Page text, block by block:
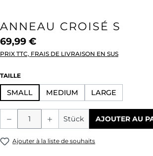
ANNEAU CROISÉ S
69,99 €
PRIX TTC, FRAIS DE LIVRAISON EN SUS
SÉLECTIONNEZ
TAILLE
SMALL MEDIUM LARGE
Quantité de produit :
Stück AJOUTER AU
Ajouter à la liste de souhaits